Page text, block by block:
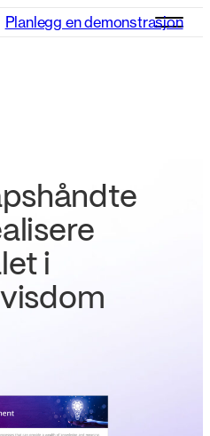
Planlegg en demonstrasjon
i